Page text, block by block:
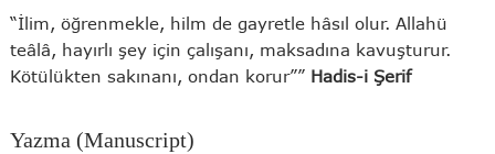
“İlim, öğrenmekle, hilm de gayretle hâsıl olur. Allahü
teâlâ, hayırlı şey için çalışanı, maksadına kavuşturur.
Kötülükten sakınanı, ondan korur”” Hadis-i Şerif
Yazma (Manuscript)